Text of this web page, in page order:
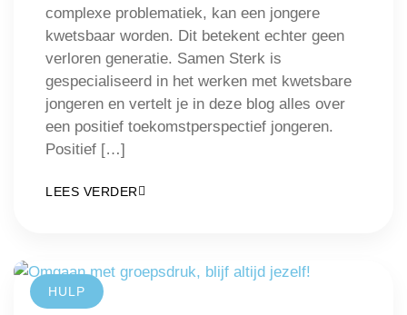
complexe problematiek, kan een jongere
kwetsbaar worden. Dit betekent echter geen
verloren generatie. Samen Sterk is
gespecialiseerd in het werken met kwetsbare
jongeren en vertelt je in deze blog alles over
een positief toekomstperspectief jongeren.
Positief […]
LEES VERDER
HULP